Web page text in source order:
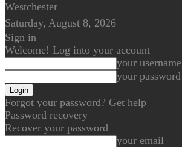
Westchester
Saturday, August 8, 2026
Sign in
Welcome! Log into your account
your username
your password
Forgot your password? Get help
Password recovery
Recover your password
your email